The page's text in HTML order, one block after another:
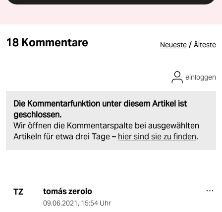
18 Kommentare Neueste / Älteste
Die Kommentarfunktion unter diesem Artikel ist
geschlossen.
Wir öffnen die Kommentarspalte bei ausgewählten
Artikeln für etwa drei Tage – hier sind sie zu finden.
einloggen
TZ tomás zerolo
09.06.2021, 15:54 Uhr